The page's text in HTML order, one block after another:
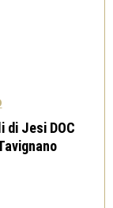
di Jesi DOC